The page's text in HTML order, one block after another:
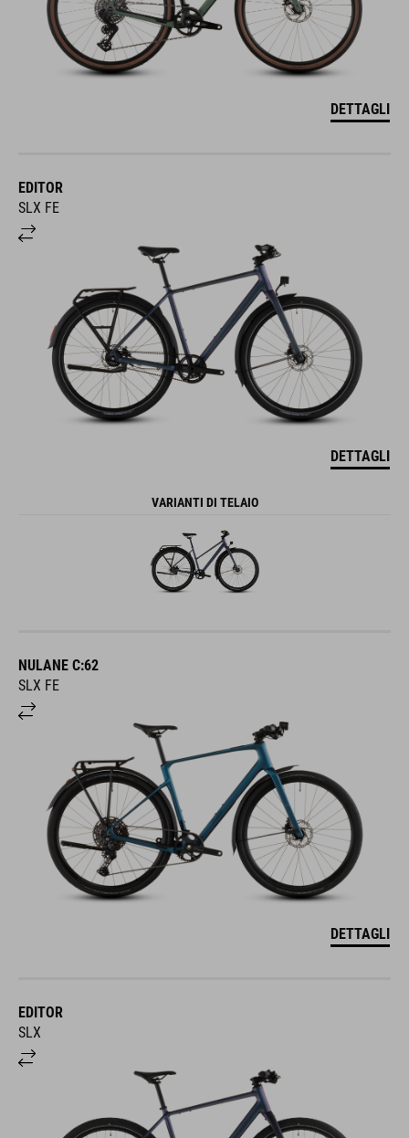
DETTAGLI
EDITOR
SLX FE
DETTAGLI
VARIANTI DI TELAIO
NULANE C:62
SLX FE
DETTAGLI
EDITOR
SLX